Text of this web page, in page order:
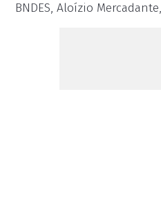
BNDES, Aloízio